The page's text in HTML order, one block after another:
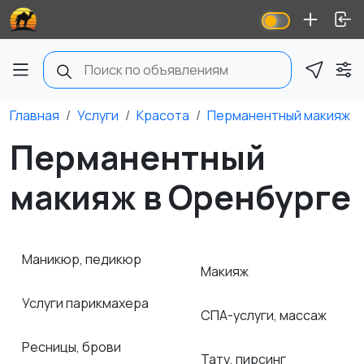
Главная Услуги Красота Перманентный макияж
Перманентный
макияж в Оренбурге
Маникюр, педикюр
Услуги парикмахера
Ресницы, брови
Макияж
СПА-услуги, массаж
Тату, пирсинг